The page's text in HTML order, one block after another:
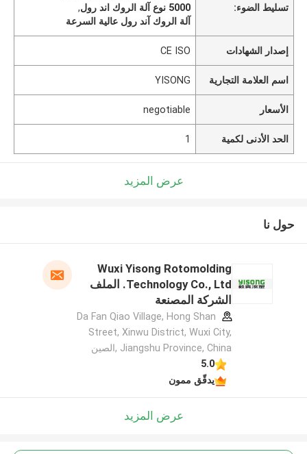
تسليط الضوء:
5000 نوع آلة الروك اند رول
,
آلة الروك آند رول عالية السرعة
إصدار الشهادات CE ISO
اسم العلامة التجارية YISONG
الأسعار negotiable
الحد الأدنى لكمية 1
عرض المزيد
حول نا
Wuxi Yisong Rotomolding
Technology Co., Ltd. الملف
الشركة المصنعة
Da Fan Qiao Village, Hong Shan
Street, Xinwu District, Wuxi City,
Jiangshu Province, China ,الصين
5.0
يدقّق ممون
عرض المزيد